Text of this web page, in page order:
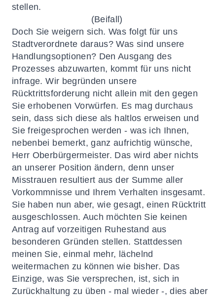
stellen.
(Beifall)
Doch Sie weigern sich. Was folgt für uns
Stadtverordnete daraus? Was sind unsere
Handlungsoptionen? Den Ausgang des
Prozesses abzuwarten, kommt für uns nicht
infrage. Wir begründen unsere
Rücktrittsforderung nicht allein mit den gegen
Sie erhobenen Vorwürfen. Es mag durchaus
sein, dass sich diese als haltlos erweisen und
Sie freigesprochen werden - was ich Ihnen,
nebenbei bemerkt, ganz aufrichtig wünsche,
Herr Oberbürgermeister. Das wird aber nichts
an unserer Position ändern, denn unser
Misstrauen resultiert aus der Summe aller
Vorkommnisse und Ihrem Verhalten insgesamt.
Sie haben nun aber, wie gesagt, einen Rücktritt
ausgeschlossen. Auch möchten Sie keinen
Antrag auf vorzeitigen Ruhestand aus
besonderen Gründen stellen. Stattdessen
meinen Sie, einmal mehr, lächelnd
weitermachen zu können wie bisher. Das
Einzige, was Sie versprechen, ist, sich in
Zurückhaltung zu üben - mal wieder -, dies aber